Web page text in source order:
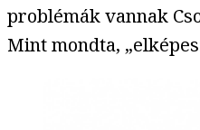
problémák vannak
Mint mondta,